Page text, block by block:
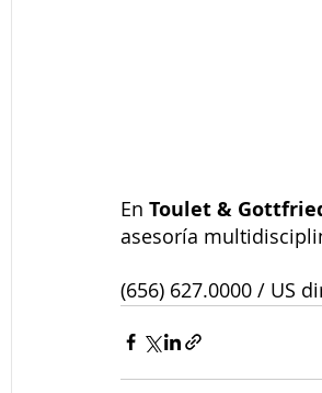
En Toulet &
asesoría
(656) 627.0000 / US